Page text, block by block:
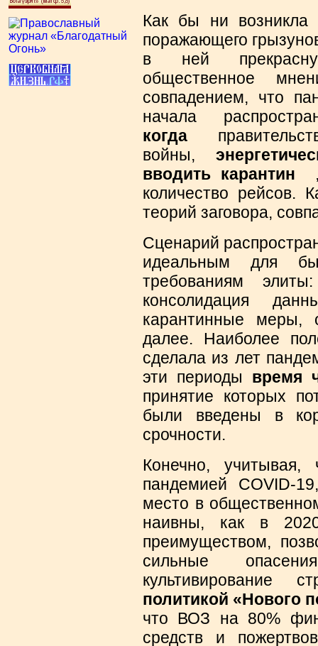
Как бы ни возникла
поражающего
в ней
общественное
совпадением, что
начала
когда
войны,
вводить карантин ,
количество рейсов.
теорий заговора,
Сценарий
идеальным для
требованиям
консолидация
карантинные меры,
далее. Наиболее
сделала из лет
эти периоды время
принятие которых
были введены в
срочности.
Конечно,
пандемией COVID-
место в
наивны, как в
преимуществом,
сильные
политикой «Нового
что ВОЗ на 80%
средств и